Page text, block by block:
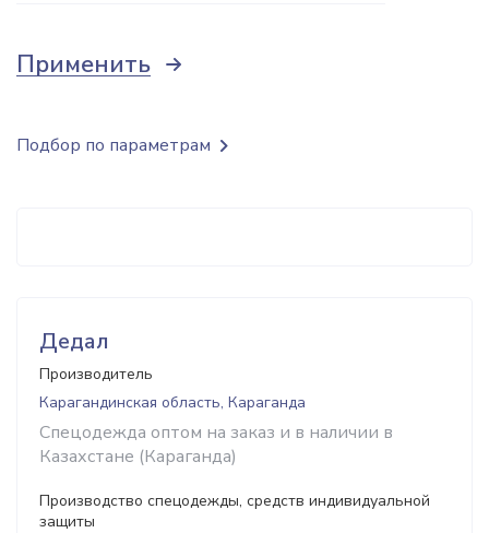
Применить
Дедал
Производитель
Карагандинская область, Караганда
Спецодежда оптом на заказ и в наличии в
Казахстане (Караганда)
Производство спецодежды, средств индивидуальной
защиты
Подбор по параметрам